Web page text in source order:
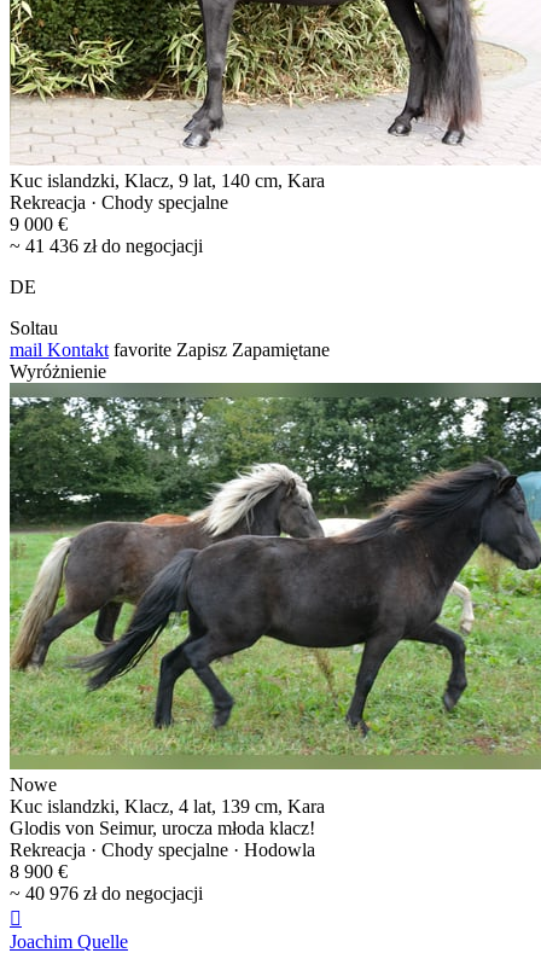
Kuc islandzki, Klacz, 9 lat, 140 cm, Kara
Rekreacja · Chody specjalne
9 000 €
~ 41 436 zł do negocjacji
DE
Soltau
mail Kontakt favorite Zapisz Zapamiętane
Wyróżnienie
Nowe
Kuc islandzki, Klacz, 4 lat, 139 cm, Kara
Glodis von Seimur, urocza młoda klacz!
Rekreacja · Chody specjalne · Hodowla
8 900 €
~ 40 976 zł do negocjacji

Joachim Quelle